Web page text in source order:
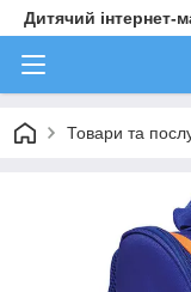
Дитячий інтернет-
Товари та